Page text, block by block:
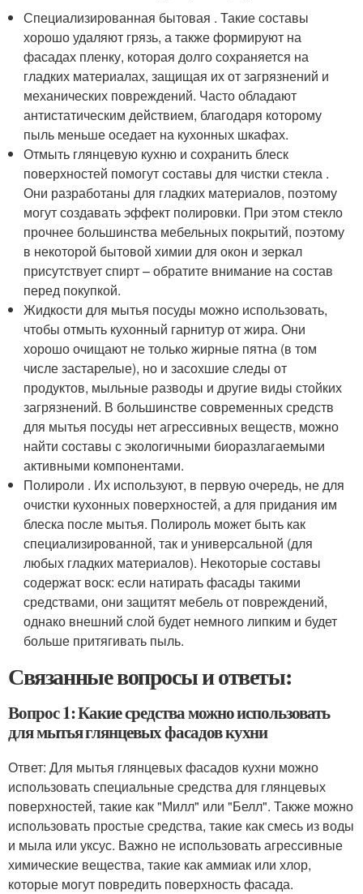
Специализированная бытовая . Такие составы
хорошо удаляют грязь, а также формируют на
фасадах пленку, которая долго сохраняется на
гладких материалах, защищая их от загрязнений и
механических повреждений. Часто обладают
антистатическим действием, благодаря которому
пыль меньше оседает на кухонных шкафах.
Отмыть глянцевую кухню и сохранить блеск
поверхностей помогут составы для чистки стекла .
Они разработаны для гладких материалов, поэтому
могут создавать эффект полировки. При этом стекло
прочнее большинства мебельных покрытий, поэтому
в некоторой бытовой химии для окон и зеркал
присутствует спирт – обратите внимание на состав
перед покупкой.
Жидкости для мытья посуды можно использовать,
чтобы отмыть кухонный гарнитур от жира. Они
хорошо очищают не только жирные пятна (в том
числе застарелые), но и засохшие следы от
продуктов, мыльные разводы и другие виды стойких
загрязнений. В большинстве современных средств
для мытья посуды нет агрессивных веществ, можно
найти составы с экологичными биоразлагаемыми
активными компонентами.
Полироли . Их используют, в первую очередь, не для
очистки кухонных поверхностей, а для придания им
блеска после мытья. Полироль может быть как
специализированной, так и универсальной (для
любых гладких материалов). Некоторые составы
содержат воск: если натирать фасады такими
средствами, они защитят мебель от повреждений,
однако внешний слой будет немного липким и будет
больше притягивать пыль.
Связанные вопросы и ответы:
Вопрос 1: Какие средства можно использовать
для мытья глянцевых фасадов кухни
Ответ: Для мытья глянцевых фасадов кухни можно
использовать специальные средства для глянцевых
поверхностей, такие как "Милл" или "Белл". Также можно
использовать простые средства, такие как смесь из воды
и мыла или уксус. Важно не использовать агрессивные
химические вещества, такие как аммиак или хлор,
которые могут повредить поверхность фасада.